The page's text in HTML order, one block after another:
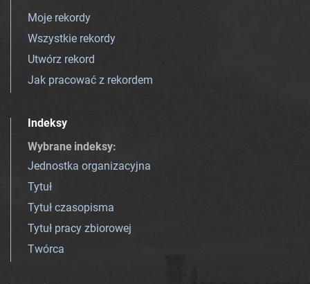
Moje rekordy
Wszystkie rekordy
Utwórz rekord
Jak pracować z rekordem
Indeksy
Wybrane indeksy:
Jednostka organizacyjna
Tytuł
Tytuł czasopisma
Tytuł pracy zbiorowej
Twórca